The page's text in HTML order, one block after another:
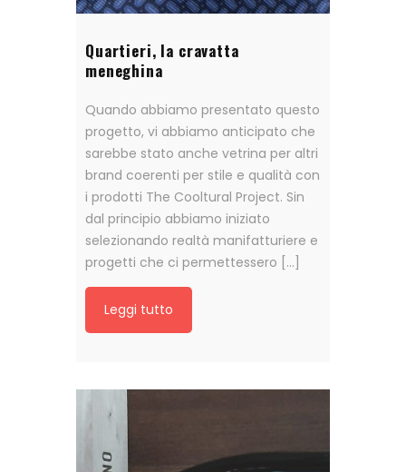
Quartieri, la cravatta
meneghina
Quando abbiamo presentato questo
progetto, vi abbiamo anticipato che
sarebbe stato anche vetrina per altri
brand coerenti per stile e qualità con
i prodotti The Cooltural Project. Sin
dal principio abbiamo iniziato
selezionando realtà manifatturiere e
progetti che ci permettessero […]
Leggi tutto